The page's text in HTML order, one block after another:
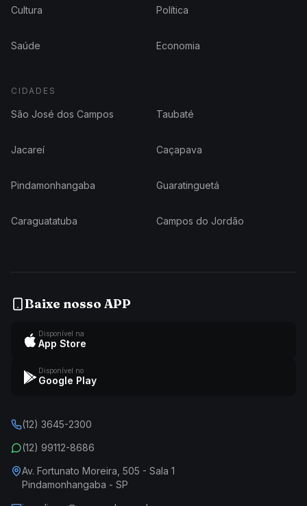
Cultura Política
Saúde Economia
CIDADES
São José dos Campos Taubaté
Jacareí Caçapava
Pindamonhangaba Guaratinguetá
Caraguatatuba Campos do Jordão
Baixe nosso APP
Disponível na
App Store
Disponível no
Google Play
(12) 3645-2300
(12) 99112-8686
Av. Fortunato Moreira, 505 - Sala 1
Pindamonhangaba - SP